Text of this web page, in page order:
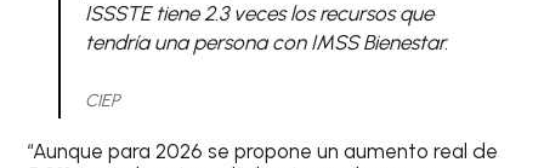
ISSSTE tiene 2.3 veces los recursos que
tendría una persona con IMSS Bienestar.
CIEP
“Aunque para 2026 se propone un aumento real de